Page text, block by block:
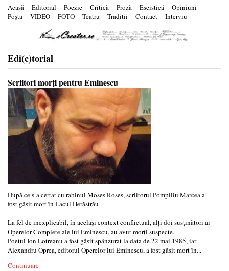
Acasă Editorial Poezie Critică Proză Eseistică
Opiniuni
Poşta
VIDEO FOTO Teatru Traditii Contact Interviu
Edi(c)torial
Scriitori morți pentru Eminescu
După ce s-a certat cu rabinul Moses Roses, scriitorul Pompiliu Marcea a
fost găsit mort în Lacul Herăstrău
La fel de inexplicabil, în același context conflictual, alți doi susținători ai
Operelor Complete ale lui Eminescu, au avut morți suspecte.
Poetul Ion Lotreanu a fost găsit spânzurat la data de 22 mai 1985, iar
Alexandru Oprea, editorul Operelor lui Eminescu, a fost găsit mort în...
Continuare